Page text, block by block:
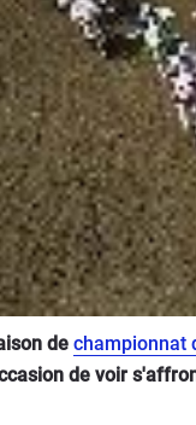
de championnat
de voir